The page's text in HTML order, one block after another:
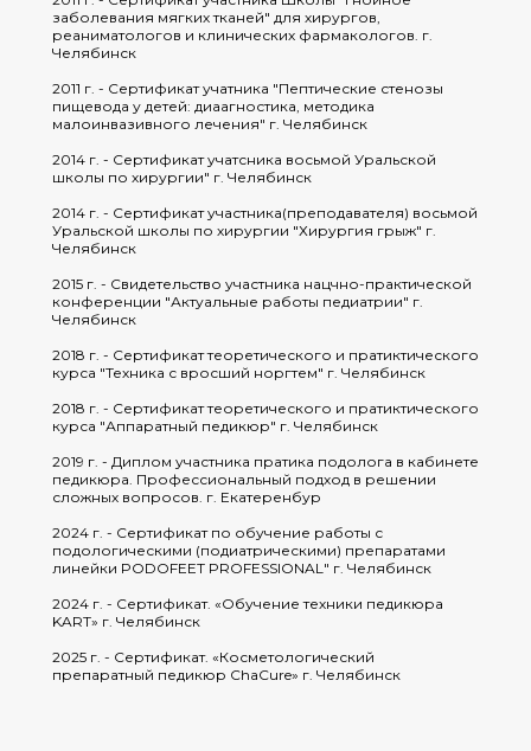
заболевания мягких тканей" для хирургов,
реаниматологов и клинических фармакологов. г.
Челябинск
2011 г. - Сертификат учатника "Пептические стенозы
пищевода у детей: диаагностика, методика
малоинвазивного лечения" г. Челябинск
2014 г. - Сертификат учатсника восьмой Уральской
школы по хирургии" г. Челябинск
2014 г. - Сертификат участника(преподавателя) восьмой
Уральской школы по хирургии "Хирургия грыж" г.
Челябинск
2015 г. - Свидетельство участника нацчно-практической
конференции "Актуальные работы педиатрии" г.
Челябинск
2018 г. - Сертификат теоретического и пратиктического
курса "Техника с вросший норгтем" г. Челябинск
2018 г. - Сертификат теоретического и пратиктического
курса "Аппаратный педикюр" г. Челябинск
2019 г. - Диплом участника пратика подолога в кабинете
педикюра. Профессиональный подход в решении
сложных вопросов. г. Екатеренбур
2024 г. - Сертификат по обучение работы с
подологическими (подиатрическими) препаратами
линейки PODOFEET PROFESSIONAL" г. Челябинск
2024 г. - Сертификат. «Обучение техники педикюра
KART» г. Челябинск
2025 г. - Сертификат. «Косметологический
препаратный педикюр ChaCure» г. Челябинск